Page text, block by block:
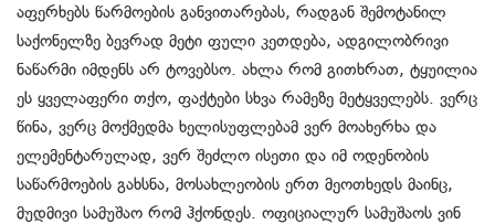
აფერხებს წარმოების განვითარებას, რადგან შემოტანილ
საქონელზე ბევრად მეტი ფული კეთდება, ადგილობრივი
ნაწარმი იმდენს არ ტოვებსო. ახლა რომ გითხრათ, ტყუილია
ეს ყველაფერი თქო, ფაქტები სხვა რამეზე მეტყველებს. ვერც
წინა, ვერც მოქმედმა ხელისუფლებამ ვერ მოახერხა და
ელემენტარულად, ვერ შეძლო ისეთი და იმ ოდენობის
საწარმოების გახსნა, მოსახლეობის ერთ მეოთხედს მაინც,
მუდმივი სამუშაო რომ ჰქონდეს. ოფიციალურ სამუშაოს ვინ